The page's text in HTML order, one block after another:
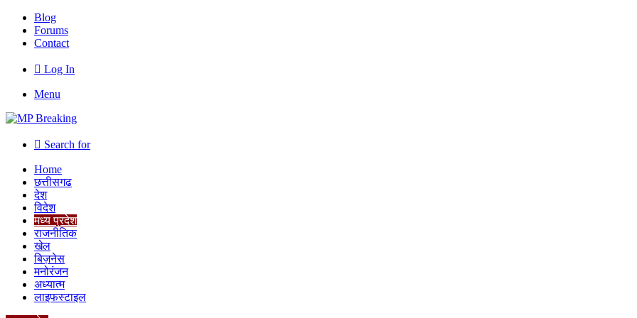
Blog
Forums
Contact
Log In
Menu
Search for
Home
छत्तीसगढ
देश
विदेश
मध्य प्रदेश
राजनीतिक
खेल
बिज़नेस
मनोरंजन
अध्यात्म
लाइफस्टाइल